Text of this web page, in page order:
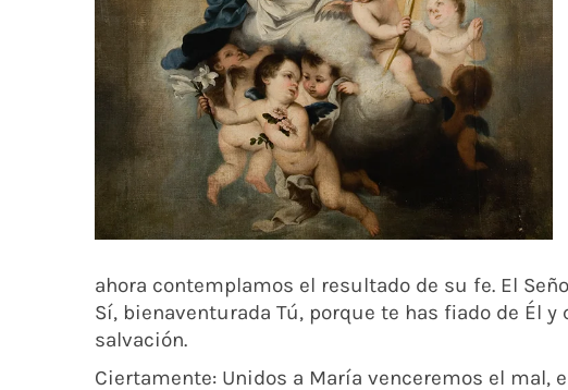
ahora contemplamos el resultado de su fe. El
Sí, bienaventurada Tú, porque te has fiado de Él y
salvación.
Ciertamente: Unidos a María venceremos el mal,